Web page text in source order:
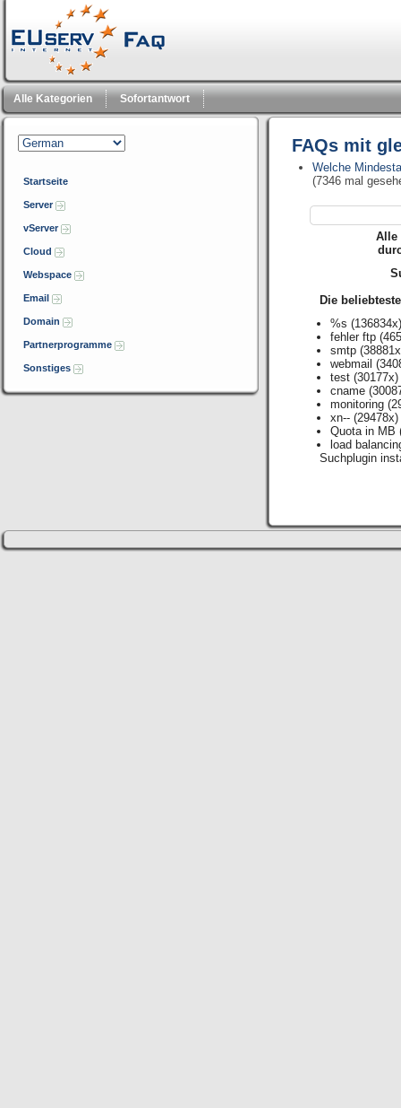
Alle Kategorien Sofortantwort
Startseite
Server
vServer
Cloud
Webspace
Email
Domain
Partnerprogramme
Sonstiges
FAQs mit
Welche
(7346 mal
Alle
Die
%s
fehler ftp
smtp
webmail
test (30177x)
cname
monitoring
xn-- (29478x)
Quota in MB
load
Suchplugin